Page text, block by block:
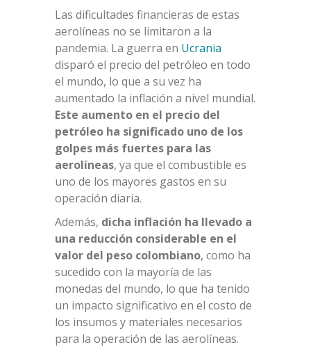
Las dificultades financieras de estas
aerolíneas no se limitaron a la
pandemia. La guerra en Ucrania
disparó el precio del petróleo en todo
el mundo, lo que a su vez ha
aumentado la inflación a nivel mundial.
Este aumento en el precio del
petróleo ha significado uno de los
golpes más fuertes para las
aerolíneas, ya que el combustible es
uno de los mayores gastos en su
operación diaria.
Además, dicha inflación ha llevado a
una reducción considerable en el
valor del peso colombiano, como ha
sucedido con la mayoría de las
monedas del mundo, lo que ha tenido
un impacto significativo en el costo de
los insumos y materiales necesarios
para la operación de las aerolíneas.